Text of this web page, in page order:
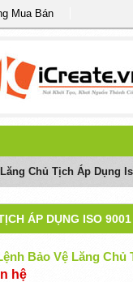
Mua Bán
Chủ Tịch Áp Dụng
ÁP DỤNG ISO 9001
Bảo Vệ Lăng Chủ
hệ